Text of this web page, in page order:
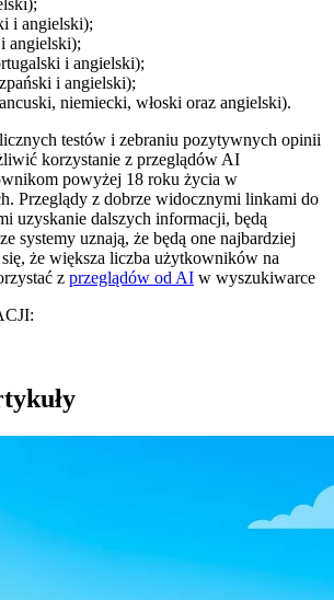
i angielski);
angielski);
i angielski);
i angielski);
niemiecki, włoski oraz angielski).
testów i zebraniu pozytywnych opinii
korzystanie z przeglądów AI
powyżej 18 roku życia w
Przeglądy z dobrze widocznymi linkami do
uzyskanie dalszych informacji, będą
systemy uznają, że będą one najbardziej
że większa liczba użytkowników na
z przeglądów od AI w wyszukiwarce